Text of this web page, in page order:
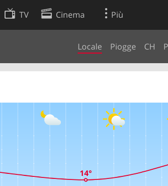
TV Cinema Più
Locale Piogge CH
Ricerca Web